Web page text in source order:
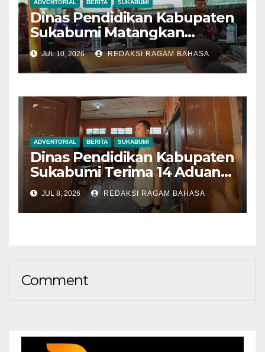
ADVENTORIAL BERITA SUKABUMI
Dinas Pendidikan Kabupaten
Sukabumi Matangkan
Kontingen Pramuka Menuju
Jambore Nasional 2026
JUL 10, 2026 REDAKSI RAGAM BAHASA
ADVENTORIAL BERITA SUKABUMI
Dinas Pendidikan Kabupaten
Sukabumi Terima 14 Aduan
Selama SPMB 2026,
Mayoritas Terkait
Mekanisme Pendaftaran
JUL 8, 2026 REDAKSI RAGAM BAHASA
Comment